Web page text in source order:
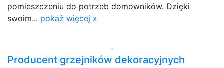
pomieszczeniu do potrzeb domowników. Dzięki
swoim... pokaż więcej »
Producent grzejników dekoracyjnych